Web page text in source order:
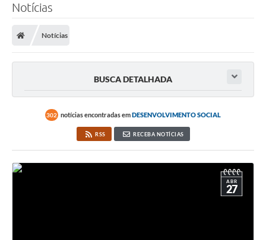
Notícias
Notícias
BUSCA DETALHADA
302 notícias encontradas emDESENVOLVIMENTO SOCIAL
RSS RECEBA NOTÍCIAS
ABR
27